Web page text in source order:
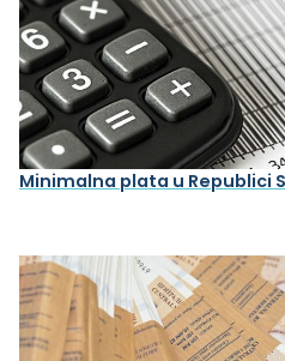
Minimalna plata u Republici